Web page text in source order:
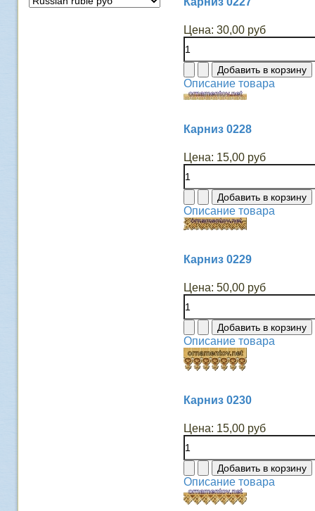
Цена: 30,00 руб
Описание товара
Карниз 0228
Цена: 15,00 руб
Описание товара
Карниз 0229
Цена: 50,00 руб
Описание товара
Карниз 0230
Цена: 15,00 руб
Описание товара